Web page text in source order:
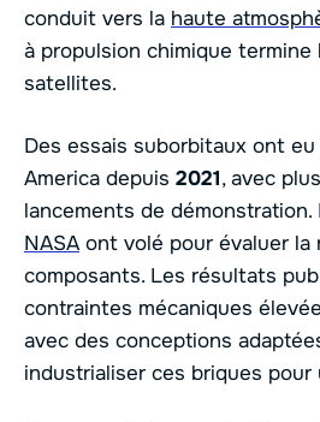
conduit vers la haute
à propulsion chimique termine
satellites.
Des essais suborbitaux ont
America depuis 2021, avec
lancements de
NASA ont volé pour évaluer la
composants. Les résultats
contraintes mécaniques
avec des conceptions
industrialiser ces briques pour